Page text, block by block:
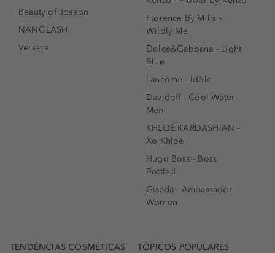
Beauty of Joseon
NANOLASH
Versace
Florence By Mills -
Wildly Me
Dolce&Gabbana - Light
Blue
Lancôme - Idôle
Davidoff - Cool Water
Men
KHLOÉ KARDASHIAN -
Xo Khloè
Hugo Boss - Boss
Bottled
Gisada - Ambassador
Women
TENDÊNCIAS COSMÉTICAS TÓPICOS POPULARES